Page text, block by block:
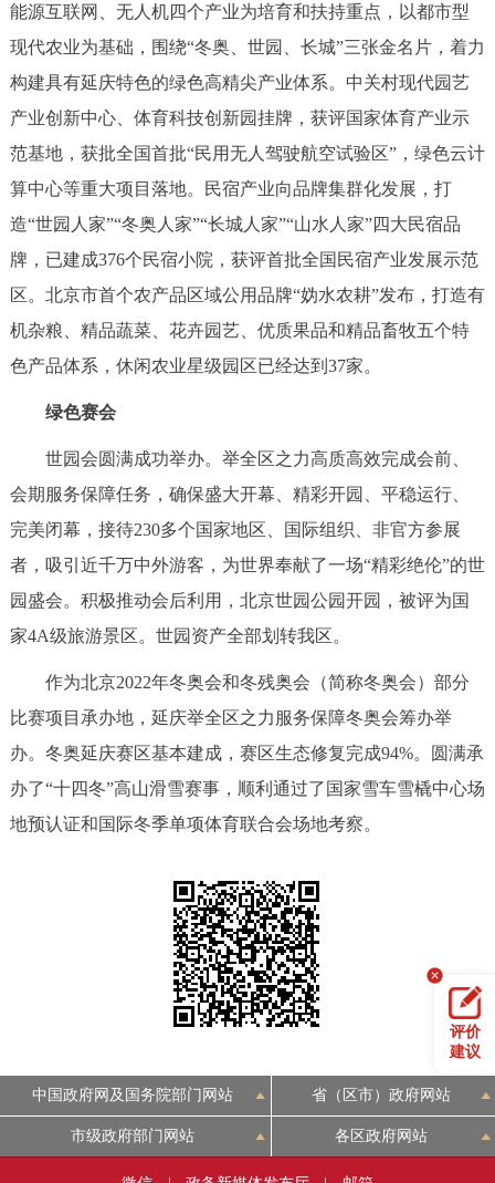
能源互联网、无人机四个产业为培育和扶持重点，以都市型
现代农业为基础，围绕“冬奥、世园、长城”三张金名片，着力
构建具有延庆特色的绿色高精尖产业体系。中关村现代园艺
产业创新中心、体育科技创新园挂牌，获评国家体育产业示
范基地，获批全国首批“民用无人驾驶航空试验区”，绿色云计
算中心等重大项目落地。民宿产业向品牌集群化发展，打
造“世园人家”“冬奥人家”“长城人家”“山水人家”四大民宿品
牌，已建成376个民宿小院，获评首批全国民宿产业发展示范
区。北京市首个农产品区域公用品牌“妫水农耕”发布，打造有
机杂粮、精品蔬菜、花卉园艺、优质果品和精品畜牧五个特
色产品体系，休闲农业星级园区已经达到37家。
绿色赛会
世园会圆满成功举办。举全区之力高质高效完成会前、
会期服务保障任务，确保盛大开幕、精彩开园、平稳运行、
完美闭幕，接待230多个国家地区、国际组织、非官方参展
者，吸引近千万中外游客，为世界奉献了一场“精彩绝伦”的世
园盛会。积极推动会后利用，北京世园公园开园，被评为国
家4A级旅游景区。世园资产全部划转我区。
作为北京2022年冬奥会和冬残奥会（简称冬奥会）部分
比赛项目承办地，延庆举全区之力服务保障冬奥会筹办举
办。冬奥延庆赛区基本建成，赛区生态修复完成94%。圆满承
办了“十四冬”高山滑雪赛事，顺利通过了国家雪车雪橇中心场
地预认证和国际冬季单项体育联合会场地考察。
评价
建议
中国政府网及国务院部门网站 省（区市）政府网站
市级政府部门网站 各区政府网站